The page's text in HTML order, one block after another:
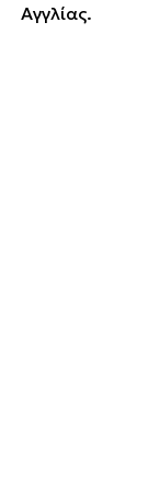
Αγγλίας.